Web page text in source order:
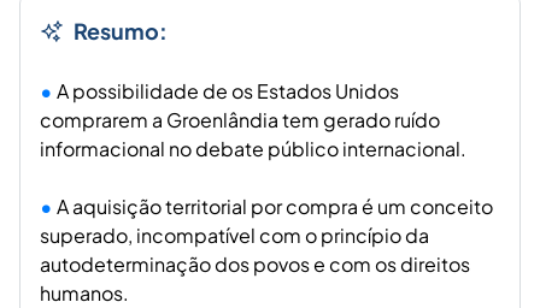
Resumo:
A possibilidade de os Estados Unidos
comprarem a Groenlândia tem gerado ruído
informacional no debate público internacional.
A aquisição territorial por compra é um conceito
superado, incompatível com o princípio da
autodeterminação dos povos e com os direitos
humanos.